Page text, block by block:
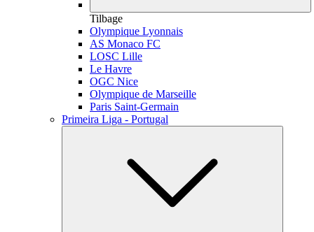
Tilbage
Olympique Lyonnais
AS Monaco FC
LOSC Lille
Le Havre
OGC Nice
Olympique de Marseille
Paris Saint-Germain
Primeira Liga - Portugal